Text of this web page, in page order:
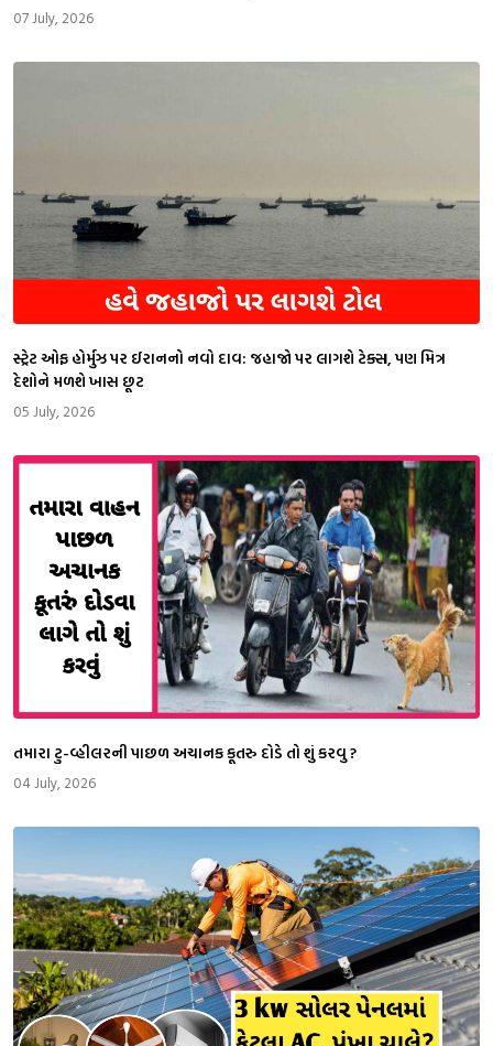
07 July, 2026
સ્ટ્રેટ ઓફ હોર્મુઝ પર ઈરાનનો નવો દાવ: જહાજો પર લાગશે ટેક્સ, પણ મિત્ર
દેશોને મળશે ખાસ છૂટ
05 July, 2026
તમારા ટુ-વ્હીલરની પાછળ અચાનક કૂતરુ દોડે તો શું કરવુ ?
04 July, 2026